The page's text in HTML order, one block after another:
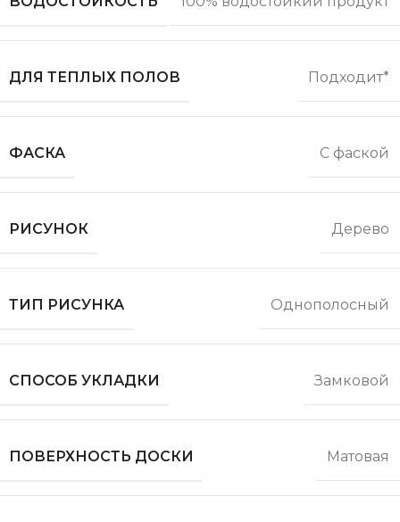
ДЛЯ ТЕПЛЫХ ПОЛОВ Подходит*
ФАСКА С фаской
РИСУНОК Дерево
ТИП РИСУНКА Однополосный
СПОСОБ УКЛАДКИ Замковой
ПОВЕРХНОСТЬ ДОСКИ Матовая